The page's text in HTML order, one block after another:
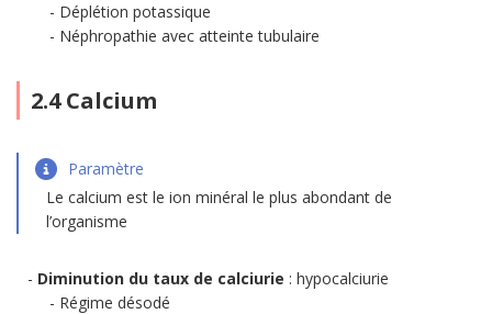
Déplétion potassique
Néphropathie avec atteinte tubulaire
2.4 Calcium
Paramètre
Le calcium est le ion minéral le plus abondant de
l’organisme
Diminution du taux de calciurie : hypocalciurie
Régime désodé